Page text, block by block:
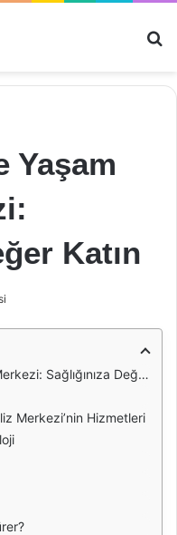
Yaşam
Katın
Sağlığınıza Değer Katın
Merkezi’nin Hizmetleri